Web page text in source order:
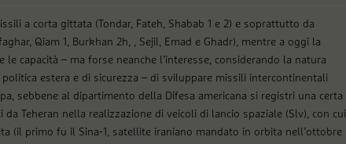
a corta gittata (Tondar, Fateh, Shabab 1 e 2) e soprattutto da
Qiam 1, Burkhan 2h, , Sejil, Emad e Ghadr), mentre a oggi la
le capacità – ma forse neanche l’interesse, considerando la natura
estera e di sicurezza – di sviluppare missili intercontinentali
sebbene al dipartimento della Difesa americana si registri una certa
Teheran nella realizzazione di veicoli di lancio spaziale (Slv), con cui
(il primo fu il Sina-1, satellite iraniano mandato in orbita nell’ottobre